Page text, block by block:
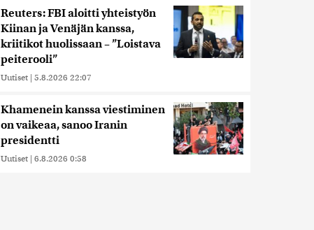
Reuters: FBI aloitti yhteistyön
Kiinan ja Venäjän kanssa,
kriitikot huolissaan – ”Loistava
peiterooli”
Uutiset | 5.8.2026 22:07
Khamenein kanssa viestiminen
on vaikeaa, sanoo Iranin
presidentti
Uutiset | 6.8.2026 0:58